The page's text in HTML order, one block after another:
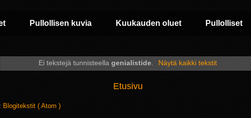
Pullollisen kuvia Kuukauden oluet Pullolliset
Ei tekstejä tunnisteellagenialistide. Näytä kaikki tekstit
Etusivu
Blogitekstit ( Atom )